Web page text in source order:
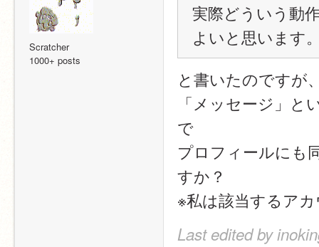
Scratcher
1000+ posts
実際どういう動
よいと思います
と書いたのですが
「メッセージ」と
で
プロフィールにも
すか？
※私は該当するア
Last edited by